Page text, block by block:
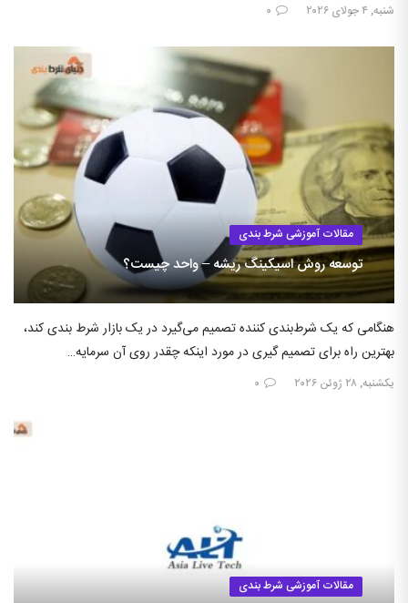
شنبه, ۴ جولای ۲۰۲۶ ۰
مقالات آموزشی شرط بندی
توسعه روش اسیکینگ ریشه – واحد چیست؟
هنگامی که یک شرط‌بندی کننده تصمیم می‌گیرد در یک بازار شرط بندی کند،
بهترین راه برای تصمیم گیری در مورد اینکه چقدر روی آن سرمایه…
یکشنبه, ۲۸ ژوئن ۲۰۲۶ ۰
مقالات آموزشی شرط بندی